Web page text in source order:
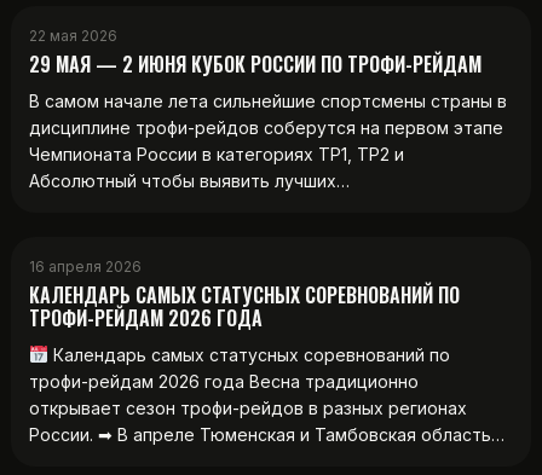
22 мая 2026
29 МАЯ — 2 ИЮНЯ КУБОК РОССИИ ПО ТРОФИ-РЕЙДАМ
В самом начале лета сильнейшие спортсмены страны в
дисциплине трофи-рейдов соберутся на первом этапе
Чемпионата России в категориях ТР1, ТР2 и
Абсолютный чтобы выявить лучших…
16 апреля 2026
КАЛЕНДАРЬ САМЫХ СТАТУСНЫХ СОРЕВНОВАНИЙ ПО
ТРОФИ-РЕЙДАМ 2026 ГОДА
Календарь самых статусных соревнований по
трофи-рейдам 2026 года Весна традиционно
открывает сезон трофи-рейдов в разных регионах
России. ➡ В апреле Тюменская и Тамбовская область…